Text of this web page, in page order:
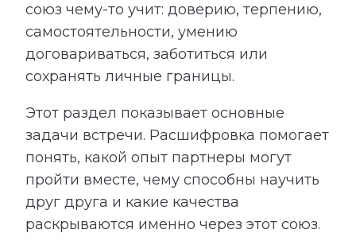
союз чему-то учит: доверию, терпению,
самостоятельности, умению
договариваться, заботиться или
сохранять личные границы.
Этот раздел показывает основные
задачи встречи. Расшифровка помогает
понять, какой опыт партнеры могут
пройти вместе, чему способны научить
друг друга и какие качества
раскрываются именно через этот союз.